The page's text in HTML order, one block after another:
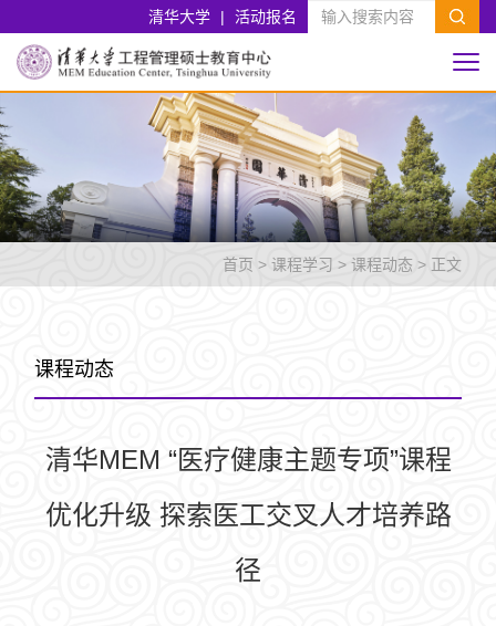
清华大学 | 活动报名
首页 >课程学习 >课程动态 > 正文
课程动态
清华MEM “医疗健康主题专项”课程
优化升级 探索医工交叉人才培养路
径